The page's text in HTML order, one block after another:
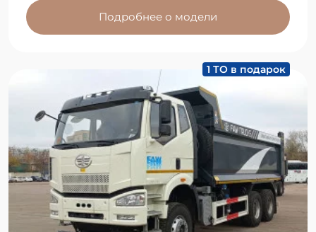
Подробнее о модели
1 ТО в подарок